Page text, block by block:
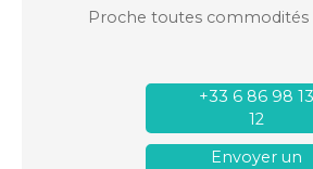
Proche toutes commodités
+33 6 86 98 13
12
Envoyer un